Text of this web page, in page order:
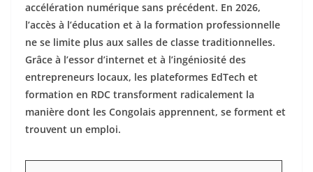
accélération numérique sans précédent. En 2026,
l’accès à l’éducation et à la formation professionnelle
ne se limite plus aux salles de classe traditionnelles.
Grâce à l’essor d’internet et à l’ingéniosité des
entrepreneurs locaux, les plateformes EdTech et
formation en RDC transforment radicalement la
manière dont les Congolais apprennent, se forment et
trouvent un emploi.